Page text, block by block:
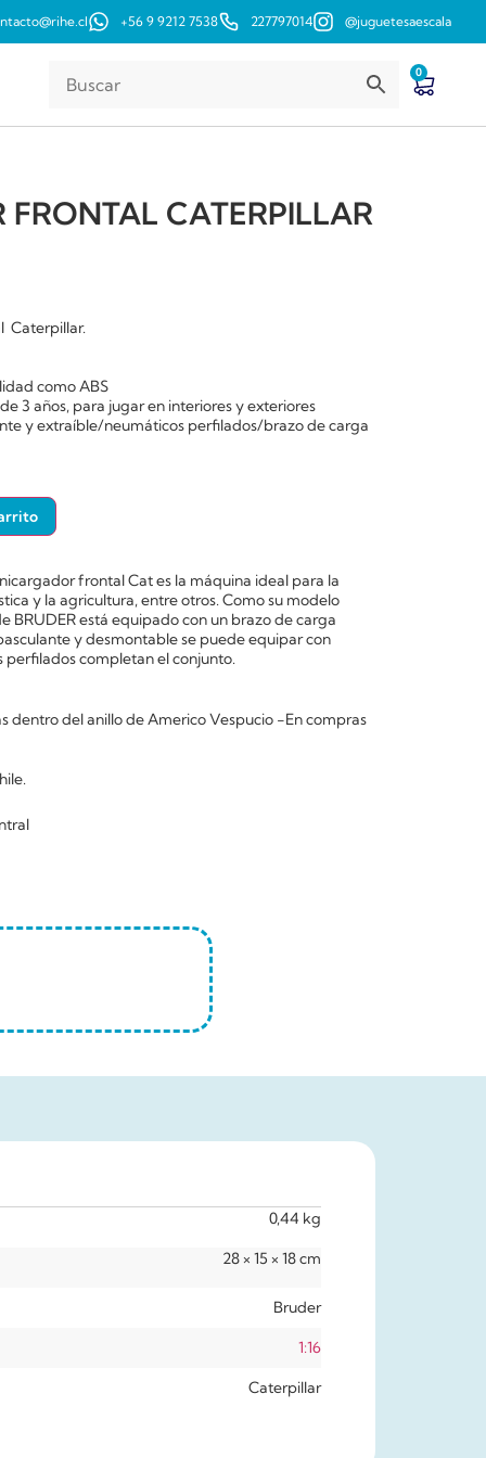
+56 9 9212 7538 227797014 @juguetesaescala
0
CATERPILLAR
Caterpillar.
como ABS
3 años, para jugar en interiores y exteriores
y extraíble/neumáticos perfilados/brazo de carga
frontal Cat es la máquina ideal para la
y la agricultura, entre otros. Como su modelo
BRUDER está equipado con un brazo de carga
y desmontable se puede equipar con
perfilados completan el conjunto.
dentro del anillo de Americo Vespucio -En compras
0,44 kg
28 × 15 × 18 cm
Bruder
1:16
Caterpillar